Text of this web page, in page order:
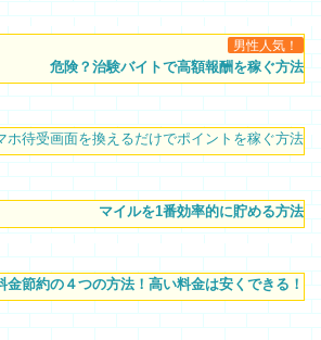
男性人気！
危険？治験バイトで高額報酬を稼ぐ方法
ホ待受画面を換えるだけでポイントを稼ぐ方法
マイルを1番効率的に貯める方法
金節約の４つの方法！高い料金は安くできる！